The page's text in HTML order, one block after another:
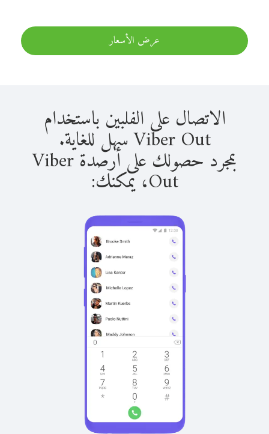
عرض الأسعار
الاتصال على الفلبين باستخدام
Viber Out سهل للغاية.
بمجرد حصولك على أرصدة Viber
Out، يمكنك: